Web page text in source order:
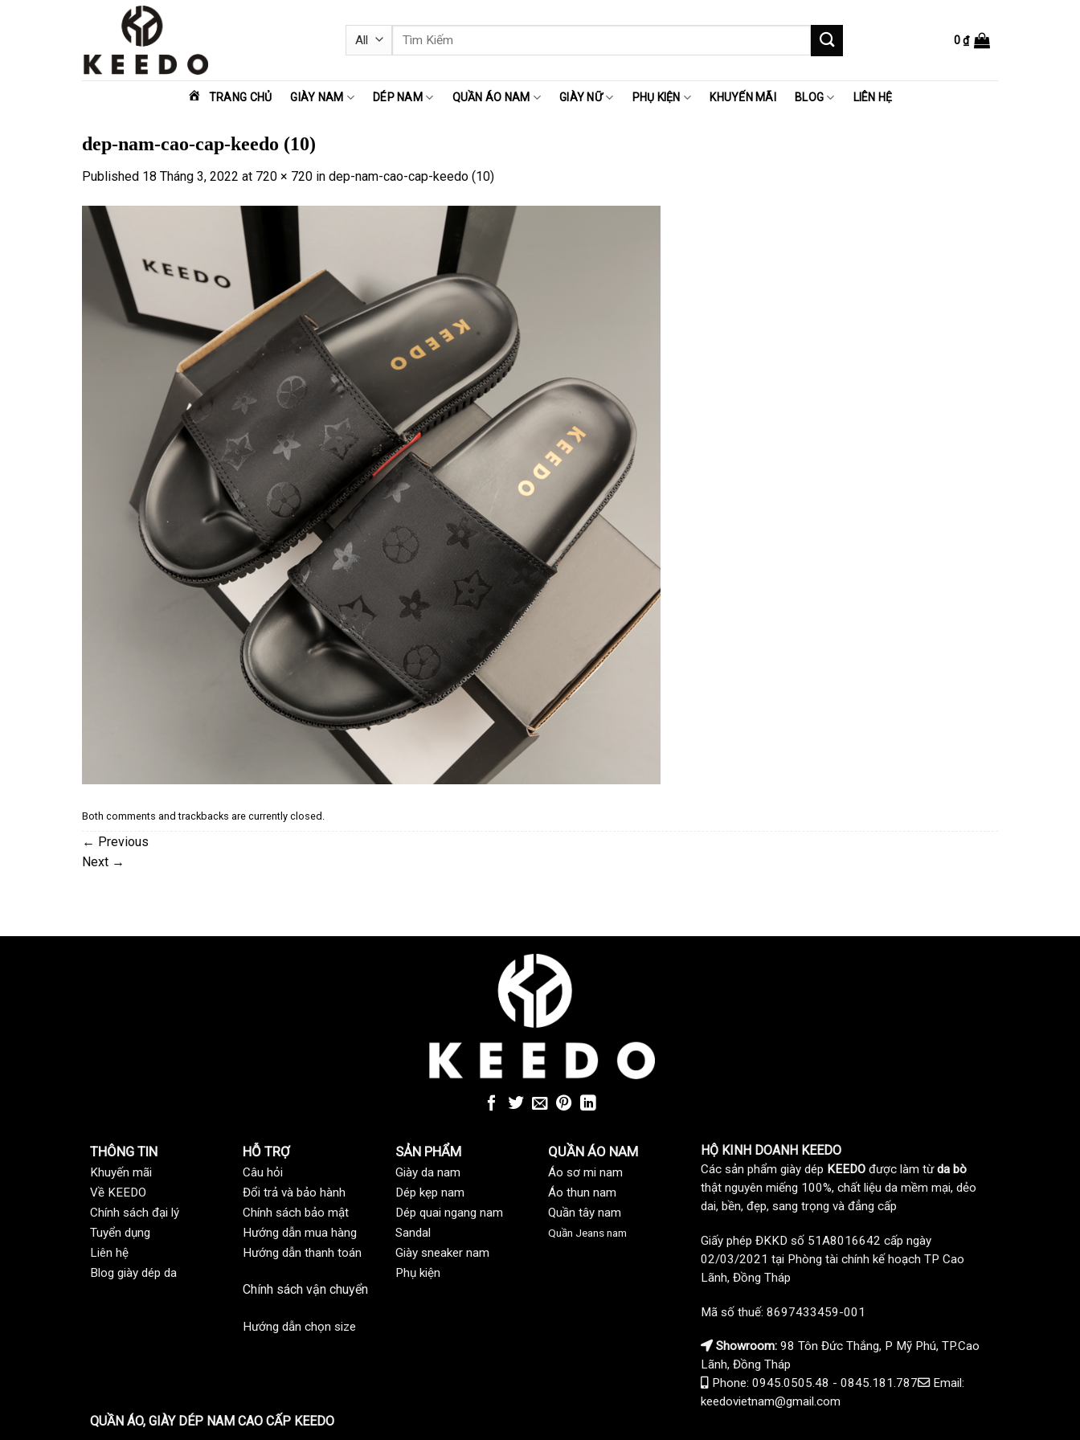
Tìm
kiếm:
0₫
TRANG CHỦ GIÀY NAM DÉP NAM QUẦN ÁO NAM GIÀY NỮ PHỤ KIỆN KHUYẾN MÃI BLOG LIÊN HỆ
dep-nam-cao-cap-keedo (10)
Published 18 Tháng 3, 2022 at 720 × 720 in dep-nam-cao-cap-keedo (10)
Both comments and trackbacks are currently closed.
← Previous
Next →
THÔNG TIN
Khuyến mãi
Về KEEDO
Chính sách đại lý
Tuyển dụng
Liên hệ
Blog giày dép da
HỖ TRỢ
Câu hỏi
Đổi trả và bảo hành
Chính sách bảo mật
Hướng dẫn mua hàng
Hướng dẫn thanh toán
Chính sách vận chuyển
Hướng dẫn chọn size
SẢN PHẨM
Giày da nam
Dép kẹp nam
Dép quai ngang nam
Sandal
Giày sneaker nam
Phụ kiện
QUẦN ÁO NAM
Áo sơ mi nam
Áo thun nam
Quần tây nam
Quần Jeans nam
HỘ KINH DOANH KEEDO
Các sản phẩm giày dép KEEDO được làm từda bò
thật nguyên miếng 100%, chất liệu da mềm mại, dẻo
dai, bền, đẹp, sang trọng và đẳng cấp
Giấy phép ĐKKD số 51A8016642 cấp ngày
02/03/2021 tại Phòng tài chính kế hoạch TP Cao
Lãnh, Đồng Tháp
Mã số thuế: 8697433459-001
Showroom: 98 Tôn Đức Thắng, P Mỹ Phú, TP.Cao
Lãnh, Đồng Tháp
Phone: 0945.0505.48 - 0845.181.787
Email:
keedovietnam@gmail.com
QUẦN ÁO, GIÀY DÉP NAM CAO CẤP KEEDO